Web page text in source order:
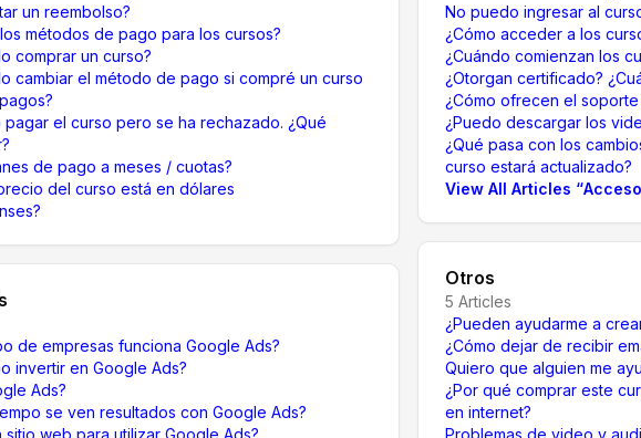
un reembolso?
métodos de pago para los cursos?
comprar un curso?
cambiar el método de pago si compré un curso
pagar el curso pero se ha rechazado. ¿Qué
de pago a meses / cuotas?
del curso está en dólares
de empresas funciona Google Ads?
invertir en Google Ads?
Ads?
se ven resultados con Google Ads?
sitio web para utilizar Google Ads?
No puedo ingresar al
¿Cómo acceder a los
¿Cuándo comienzan los
¿Otorgan certificado?
¿Cómo ofrecen el soporte
¿Puedo descargar los
¿Qué pasa con los
curso estará actualizado?
View All Articles “
Otros
5 Articles
¿Pueden ayudarme a
¿Cómo dejar de recibir
Quiero que alguien me
¿Por qué comprar este
en internet?
Problemas de video y